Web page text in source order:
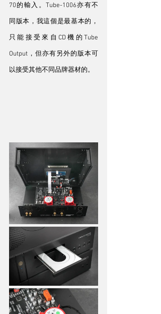
70的輸入。Tube-1006亦有不
同版本，我這個是最基本的，
只能接受來自CD機的Tube
Output，但亦有另外的版本可
以接受其他不同品牌器材的。